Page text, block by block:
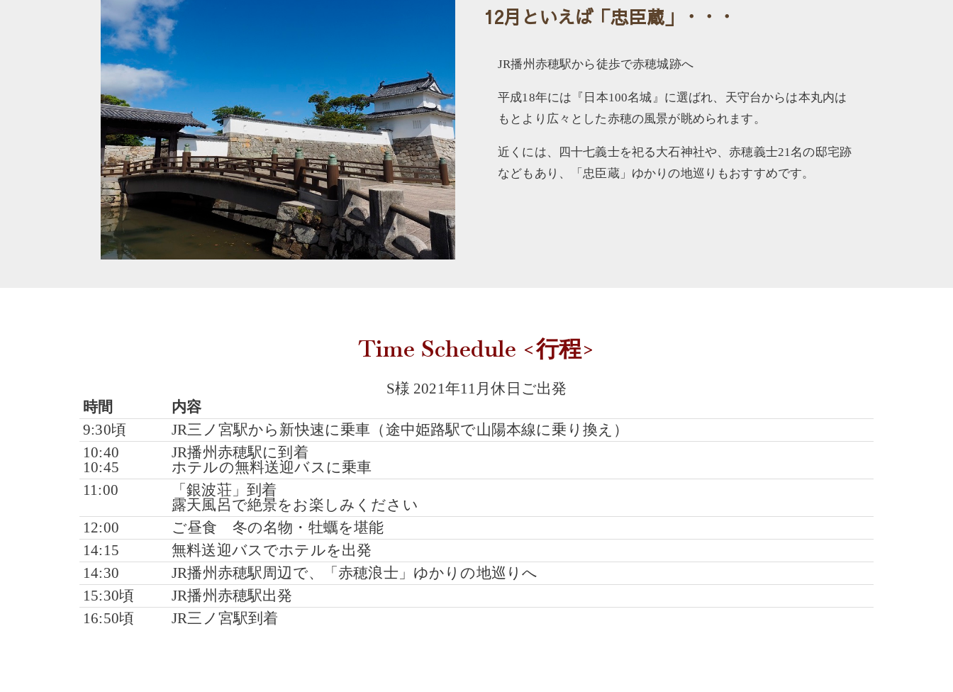
12月といえば「忠臣蔵」・・・
JR播州赤穂駅から徒歩で赤穂城跡へ
平成18年には『日本100名城』に選ばれ、天守台からは本丸内は
もとより広々とした赤穂の風景が眺められます。
近くには、四十七義士を祀る大石神社や、赤穂義士21名の邸宅跡
などもあり、「忠臣蔵」ゆかりの地巡りもおすすめです。
Time Schedule <行程>
S様 2021年11月休日ご出発
時間
内容
9:30頃
JR三ノ宮駅から新快速に乗車（途中姫路駅で山陽本線に乗り換え）
10:40
10:45
JR播州赤穂駅に到着
ホテルの無料送迎バスに乗車
11:00
「銀波荘」到着
露天風呂で絶景をお楽しみください
12:00
ご昼食 冬の名物・牡蠣を堪能
14:15
無料送迎バスでホテルを出発
14:30
JR播州赤穂駅周辺で、「赤穂浪士」ゆかりの地巡りへ
15:30頃
JR播州赤穂駅出発
16:50頃
JR三ノ宮駅到着